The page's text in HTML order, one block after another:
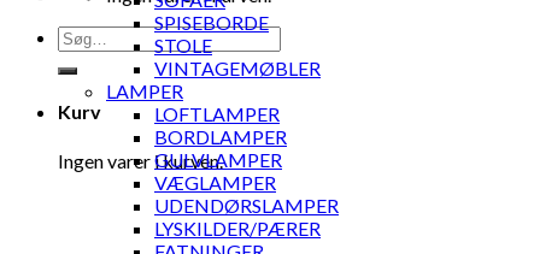
Søg
efter:
Kurv
Ingen varer i kurven.
SPISEBORDE
STOLE
VINTAGEMØBLER
LAMPER
LOFTLAMPER
BORDLAMPER
GULVLAMPER
VÆGLAMPER
UDENDØRSLAMPER
LYSKILDER/PÆRER